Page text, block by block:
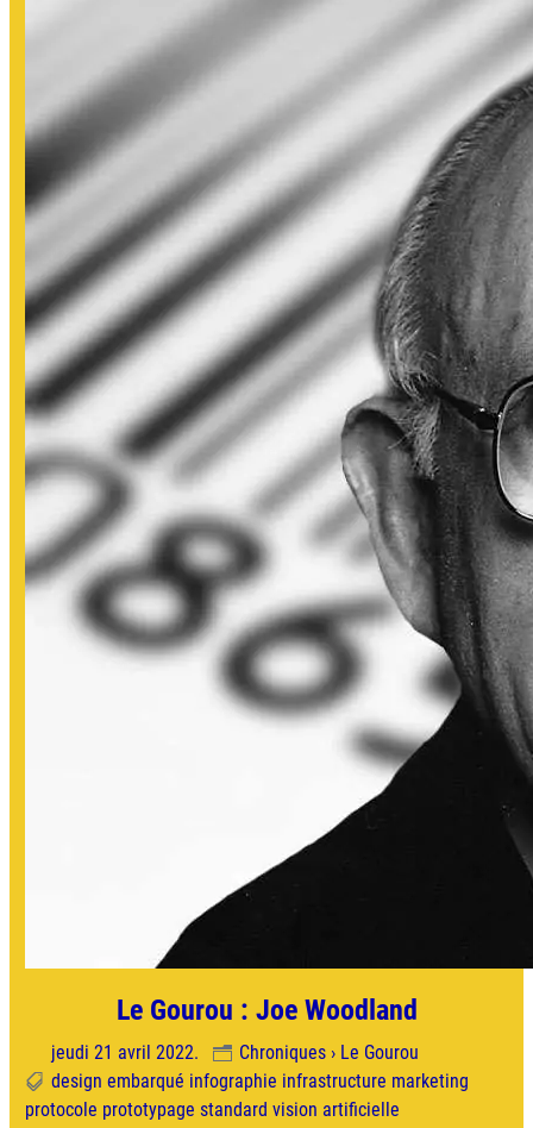
Le Gourou : Joe Woodland
jeudi 21 avril 2022.
Chroniques › Le Gourou
design embarqué infographie infrastructure marketing
protocole prototypage standard vision artificielle